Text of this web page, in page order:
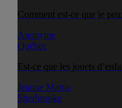
Comment est-ce que je
Anonyme
Québec
Est-ce que les jouets
Jeanne Martin
Sherbrooke